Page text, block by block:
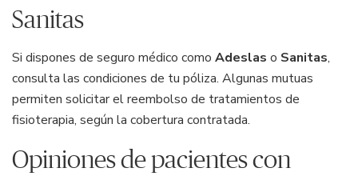
Sanitas
Si dispones de seguro médico como Adeslas o Sanitas,
consulta las condiciones de tu póliza. Algunas mutuas
permiten solicitar el reembolso de tratamientos de
fisioterapia, según la cobertura contratada.
Opiniones de pacientes con